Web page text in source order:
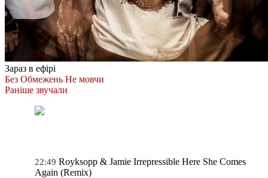
Зараз в ефірі
Без Обмежень Не мовчи
Раніше звучали
22:49 Royksopp & Jamie Irrepressible Here She Comes
Again (Remix)